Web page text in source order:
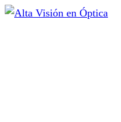
Saltar